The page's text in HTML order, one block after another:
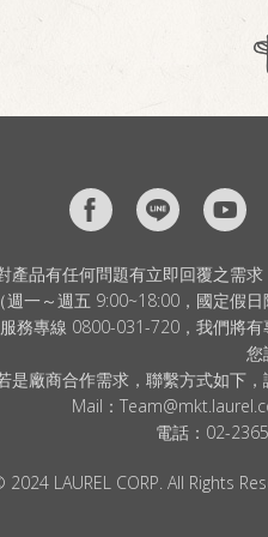
產品有任何問題有立即回覆之需求
（週一～週五 9:00~18:00，國定假日
務專線 0800-031-720，我們將有
您
是廠商合作需求，聯繫方式如下，
Mail：
電話： 02-
2024 LAUREL CORP. All Rights